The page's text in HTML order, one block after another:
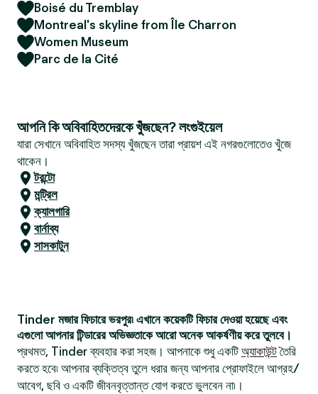
Boisé du Tremblay
Montreal's skyline from Île Charron
Women Museum
Parc de la Cité
আপনি কি অবিবাহিতদেরকে খুঁজছেন? লংগুইয়েল
যারা সেখানে অবিবাহিত সদস্য খুঁজছেন তারা প্রায়শ এই নগরগুলোতেও খুঁজে
থাকেন।
টরন্টো
মন্ট্রিল
ক্যালগারি
বার্নাব্য
সাসকাটুন
Tinder মজার ফিচারে ভরপুর৷ এখানে কয়েকটি ফিচার দেওয়া হয়েছে এবং
এগুলো আপনার টিন্ডারের অভিজ্ঞতাকে আরো অনেক আকর্ষণীয় করে তুলবে।
প্রথমত, Tinder ব্যবহার করা সহজ। আপনাকে শুধু একটি অ্যাকাউন্টতৈরি
করতে হবে৷ আপনার ব্যক্তিত্ব তুলে ধরার জন্য আপনার প্রোফাইলে আগ্রহ/
আবেগ, ছবি ও একটি জীবনবৃত্তান্ত যোগ করতে ভুলবেন না৷।